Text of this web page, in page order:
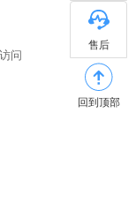
问
售后
回到顶部